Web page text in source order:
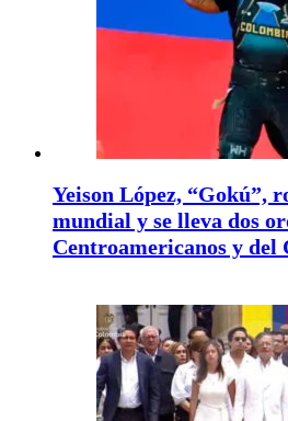
Yeison López, “Gokú”,
mundial y se lleva dos
Centroamericanos y del